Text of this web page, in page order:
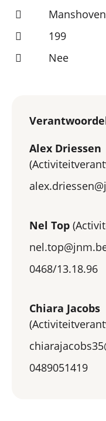
199
Nee
Alex Driessen
Nel Top
0468/13.18.96
Chiara Jacobs
0489051419